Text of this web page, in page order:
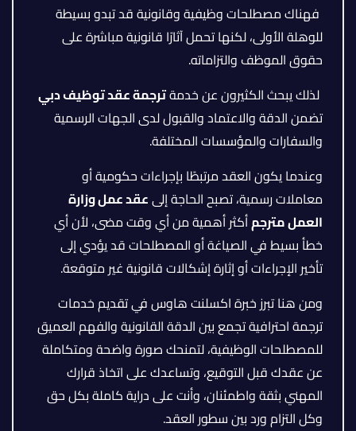
فهناك مصطلحات وظيفية وقانونية قد تبدو بسيطة
للوهلة الأولى، لكنها تحمل آثارًا قانونية مباشرة على
حقوق الموظف والتزاماته.
لذلك يبحث الكثيرون عن خدمةترجمة عقد توظيف دبي
تضمن الدقة والاعتماد والقبول لدى الجهات الرسمية
والسفارات والمؤسسات المختلفة.
وعندما يكون العقد مرتبطًا بإجراءات حكومية أو
معاملات رسمية، تصبح الحاجة إلىعقد عمل وزارة
العمل مترجمأكثر أهمية من أي وقت مضى، لأن أي
خطأ بسيط في الصياغة أو المصطلحات قد يؤدي إلى
تأخير الإجراءات أو إثارة إشكالات قانونية غير متوقعة.
ومن هنا تبرز خبرة اكسلنت هاوس في تقديم خدمات
ترجمة احترافية تجمع بين الدقة القانونية والفهم العميق
للمصطلحات الوظيفية، لتمنحك صورة واضحة ومتكاملة
عن عقدك قبل التوقيع، وتساعدك على اتخاذ قرارك
المهني بثقة واطمئنان، وأنت على دراية كاملة بكل حق
وكل التزام ورد بين سطور العقد.